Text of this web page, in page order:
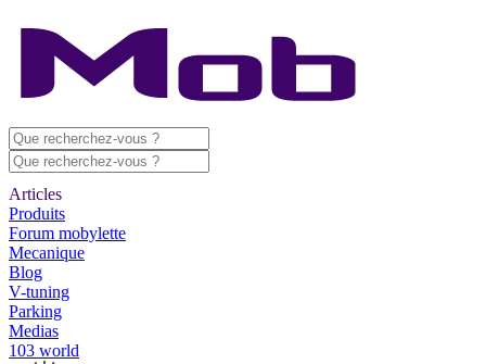
Articles
Produits
Forum mobylette
Mecanique
Blog
V-tuning
Parking
Medias
103 world